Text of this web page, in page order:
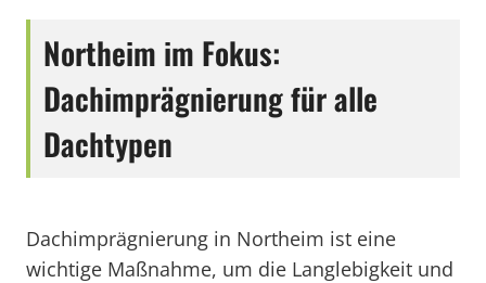
Northeim im Fokus:
Dachimprägnierung für alle
Dachtypen
Dachimprägnierung in Northeim ist eine
wichtige Maßnahme, um die Langlebigkeit und